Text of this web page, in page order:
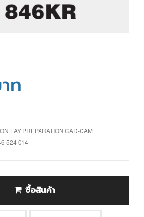
ท
LAY PREPARATION CAD-CAM
524 014
ซื้อสินค้า